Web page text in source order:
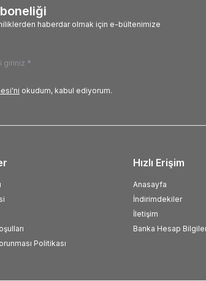
haberdar olmak için e-bültenimize
okudum, kabul ediyorum.
Politikası
Hızlı Erişim
Anasayfa
İndirimdekiler
İletişim
Banka Hesap